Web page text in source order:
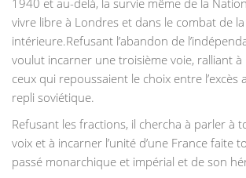
1940 et au-delà, la survie même de la
vivre libre à Londres et dans le combat de la
intérieure.Refusant l’abandon de
voulut incarner une troisième voie, ralliant à
ceux qui repoussaient le choix entre l’excès
repli soviétique.
Refusant les fractions, il chercha à parler à
voix et à incarner l’unité d’une France faite
passé monarchique et impérial et de son